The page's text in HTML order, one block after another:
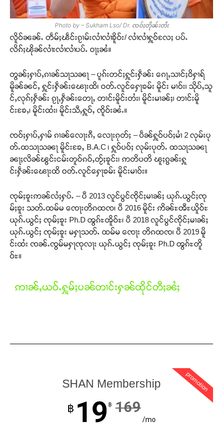
Support SHAN
တ်ႇ တူဝ်ႈလုမ်ႈၾႃႉၼၼ်ႉ ၶဝ်ႈႁူမ်ႈၵမ်ႉထႅမ် ၸုမ်းၶၢ
ဝ်ႇၽူႈတွႆႇႁွၵ်ႈ လႆႈယူႇၶႃႈဢေႃႈ။
Donate Now
Photo by – Sukham Lso/ Dr. ၸဝ်ႈတိုၼ်းတႆး
လိူဝ်ၼၼ်ႉ တဵမ်ႈၽဵင်းၵႂၢမ်းလၢႆလၢႆၶိူဝ်း/ လၢႆလၢႆႁူဝ်လႄႈ ပပ်ႉ
လိၵ်ႈၽိုၼ်လၢႆးလၢႆလၢႆပပ်ႉ ဝႃႈၼႆ။
တွၼ်ႈႁၢပ်ႇၵၢၼ်သႃသၼႃ – ပူၵ်းတင်ႈႁူင်းႁဵၼ်း ၵေႃႇသၢင်ႈဝိႁၢရ်
မိူၼ်ၼင်ႇ ႁူင်းႁဵၼ်းၽေႃးထိ၊ ဝတ်ႉလူင်ႁေႃၶမ်း မိူင်း မၢဝ်း၊ သိုပ်ႇသူ
င်ႇလုၵ်ႈႁဵၼ်း ၵႂႃႇႁဵၼ်းတေႃႇ တၢင်းမိူင်းတႆး၊ မိူင်းမၢၼ်ႈ၊ တၢင်းမိူ
င်းၶႄႇ၊ မိူင်းထႆး၊ မိူင်းသီႇႁူဝ်ႇ ၸိူဝ်းၼႆႉ။
ၸဝ်ႈႁၢပ်ႇႁၢမ် ၵၢၼ်လေႃးၵီႇ လေႃးၵုတ်ႈ – ပဵၼ်ႁူဝ်ပဝ်ႈမၢႆ 2 လုမ်းပု
တ်ႉထသႃသၼႃ မိူင်းၶႄႇ B.A.C ၊ ႁူဝ်ပဝ်ႈ လုမ်းပုတ်ႉ ထသႃသၼႃ
ၼႃႈလိၼ်ၽွင်းငမ်းတူဝ်ၵဝ်ႇတႂ်ႈၶူင်း၊ ဢတိပတိ ၽူႈၵွၼ်းႁူ
င်းႁဵၼ်းၽေႃးထိ ဝတ်ႉလူင်ႁေႃၶမ်း မိူင်းမၢဝ်း။
ၸုမ်ႈၶူးဢၼ်လႆႈႁပ်ႉ – ပီ 2013 လူင်ပွင်ၸိုင်ႈမၢၼ်ႈ ယုၵ်ႉယွင်ႈၸု
မ်ႈၶူး သတ်ႉထမ်မ ၸေႃးတိၵထၸ၊ ပီ 2016 မိူင်း ဢိၼ်ႊၻီႊယိူဝ်ႊ
ယုၵ်ႉယွင်ႈ ၸုမ်ႈၶူး Ph.D ၻွၵ်ႊၻိူဝ်ႊ၊ ပီ 2018 လူင်ပွင်ၸိုင်ႈမၢၼ်ႈ
ယုၵ်ႉယွင်ႈ ၸုမ်ႈၶူး မႁႃသတ်ႉ ထမ်မ ၸေႃး တိၵထၸ၊ ပီ 2019 မိူ
င်းထႆး ၸၼ်ႉၸွမ်မႁႃၸုလႃး ယုၵ်ႉယွင်ႈ ၸုမ်ႈၶူး Ph.D ၻွၵ်ႊတိူ
ဝ်ႊ။
ဢၢၼ်ႇယဝ်ႉႁူမ်ႈပၼ်တၢင်းႁၼ်ထိုင်တီႈၼႆႈ
promotion
SHAN Membership
฿ 19 ฿ 169
/mo